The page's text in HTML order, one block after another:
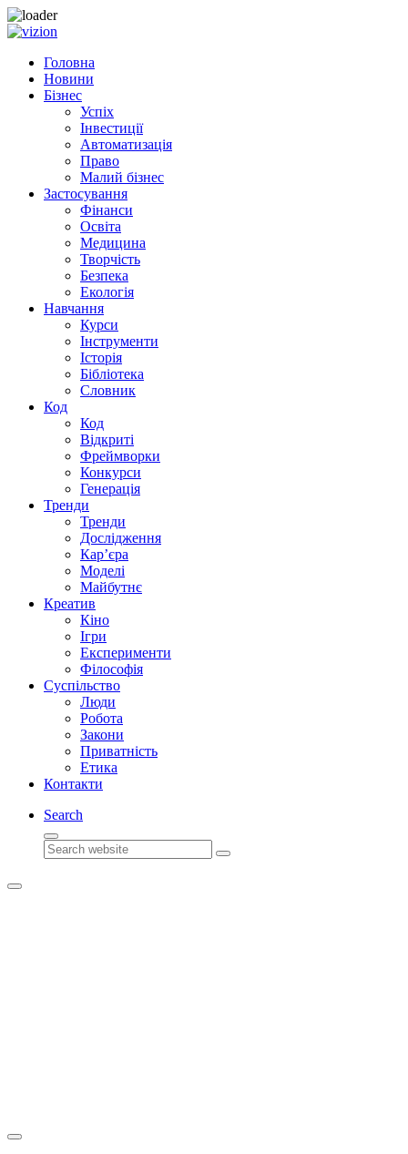
Skip to content
Головна
Новини
Бізнес
Успіх
Інвестиції
Автоматизація
Право
Малий бізнес
Застосування
Фінанси
Освіта
Медицина
Творчість
Безпека
Екологія
Навчання
Курси
Інструменти
Історія
Бібліотека
Словник
Код
Код
Відкриті
Фреймворки
Конкурси
Генерація
Тренди
Тренди
Дослідження
Кар’єра
Моделі
Майбутнє
Креатив
Кіно
Ігри
Експерименти
Філософія
Суспільство
Люди
Робота
Закони
Приватність
Етика
Контакти
Search
Search